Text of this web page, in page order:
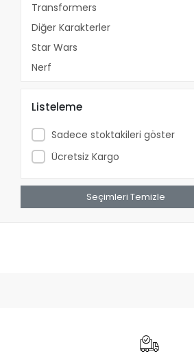
Transformers
Diğer Karakterler
Star Wars
Nerf
Minecraft
Matchbox™
Cars
DC
Imaginext®
He-Man
LightYear
Listeleme
Sadece stoktakileri göster
Ücretsiz Kargo
Seçimleri Temizle